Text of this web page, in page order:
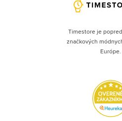
Timestore je
značkových
Európe.